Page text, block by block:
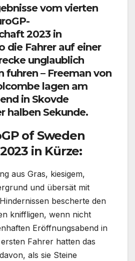
vom vierten
2023 in
die Fahrer auf einer
unglaublich
fuhren – Freeman von
lagen am
in Skovde
halben Sekunde.
of Sweden
in Kürze:
aus Gras, kiesigem,
und übersät mit
bescherte den
kniffligen, wenn nicht
Eröffnungsabend in
Fahrer hatten das
als sie Steine